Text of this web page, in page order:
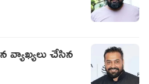
వ్యాఖ్యలు చేసిన